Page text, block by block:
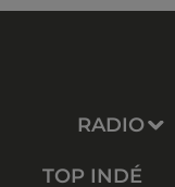
RADIO
TOP INDÉ